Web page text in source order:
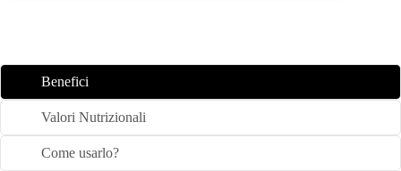
Benefici
Valori Nutrizionali
Come usarlo?